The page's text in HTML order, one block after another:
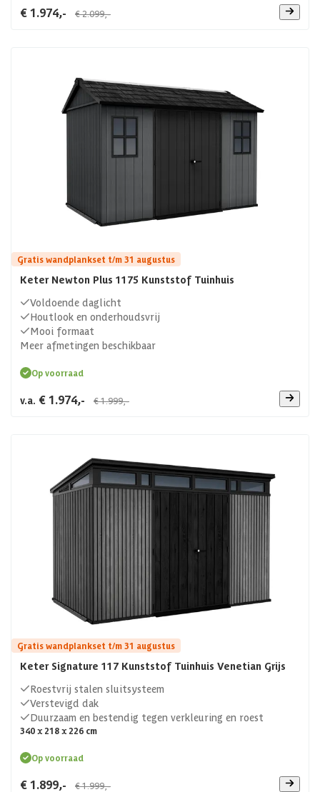
€ 1.974,- € 2.099,-
Gratis wandplankset t/m 31 augustus
Keter Newton Plus 1175 Kunststof Tuinhuis
Voldoende daglicht
Houtlook en onderhoudsvrij
Mooi formaat
Meer afmetingen beschikbaar
Op voorraad
v.a. € 1.974,- € 1.999,-
Gratis wandplankset t/m 31 augustus
Keter Signature 117 Kunststof Tuinhuis Venetian Grijs
Roestvrij stalen sluitsysteem
Verstevigd dak
Duurzaam en bestendig tegen verkleuring en roest
340 x 218 x 226 cm
Op voorraad
€ 1.899,- € 1.999,-